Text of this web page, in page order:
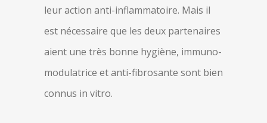
leur action anti-inflammatoire. Mais il
est nécessaire que les deux partenaires
aient une très bonne hygiène, immuno-
modulatrice et anti-fibrosante sont bien
connus in vitro.